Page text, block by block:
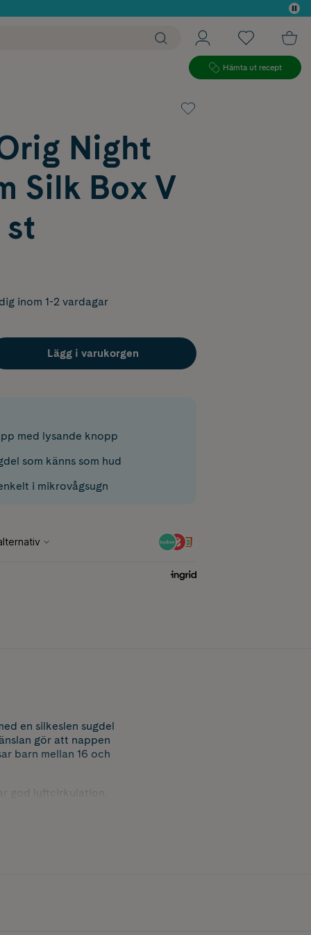
Hämta ut recept
Night
Silk Box V
st
inom 1-2 vardagar
Lägg i varukorgen
med lysande knopp
som känns som hud
i mikrovågsugn
en silkeslen sugdel
gör att nappen
barn mellan 16 och
god luftcirkulation.